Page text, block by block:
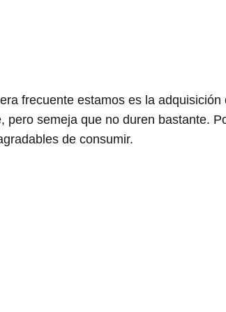
frecuente estamos es la
pero semeja que no duren bastante.
de consumir.